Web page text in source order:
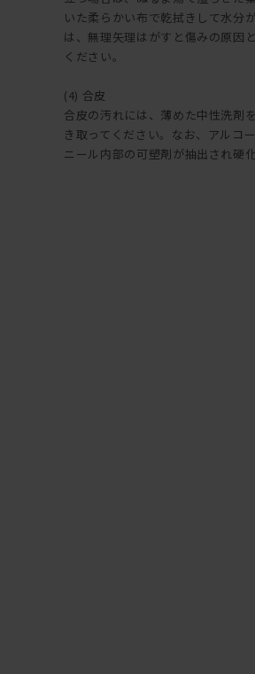
いた柔らかい布で乾拭きして水分
は、無理矢理はがすと傷みの原因
ください。
(4) 合皮
合皮の汚れには、薄めた中性洗剤
き取ってください。なお、アルコ
ニール内部の可塑剤が抽出され硬